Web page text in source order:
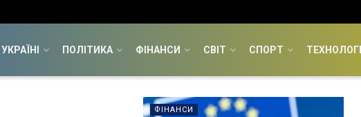
ПОЛІТИКА ФІНАНСИ СВІТ СПОРТ ТЕХНОЛОГІЇ
ФІНАНСИ